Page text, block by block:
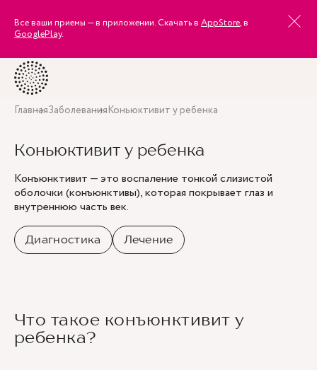
Все ваши приемы — в приложении. Скачать в AppStore, в
GooglePlay.
ГлавнаяЗаболеванияКоньюктивит у ребенка
Коньюктивит у ребенка
Конъюнктивит — это воспаление тонкой слизистой
оболочки (конъюнктивы), которая покрывает глаз и
внутреннюю часть век.
Диагностика Лечение
Что такое конъюнктивит у
ребенка?